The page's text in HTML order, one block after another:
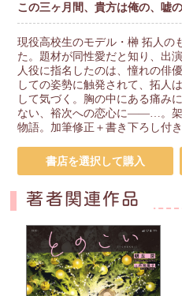
この三ヶ月間、貴方は俺の、
現役高校生のモデル・榊 拓人の
た。題材が同性愛だと知り、出
人役に指名したのは、憧れの俳
しての姿勢に触発されて、拓人
して気づく。胸の中にある痛み
ない、裕次への恋心に――…。架
物語。加筆修正＋書き下ろし付き
書店を選択して購入
著者関連作品